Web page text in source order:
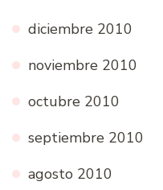
diciembre 2010
noviembre 2010
octubre 2010
septiembre 2010
agosto 2010